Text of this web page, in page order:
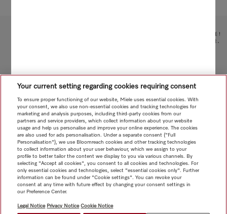
受限於技術變化；不對所提供資訊的準確性承擔任何責任！
請注意，香港地區目前不提供電器聯網工具配件 和 Alexa 功能 。
Your current setting regarding cookies requiring consent
To ensure proper functioning of our website, Miele uses essential cookies. With
your consent, we also use non-essential cookies and tracking technologies for
marketing and analysis purposes, including third-party cookies from our
partners and service providers, which collect information about your website
usage and help us personalise and improve your online experience. The cookies
are also used for ads personalisation. Under a separate consent ("Full
Personalisation"), we use Bloomreach cookies and other tracking technologies
to collect information about your user behaviour, which we assign to your
profile to better tailor the content we display to you via various channels. By
selecting "Accept all cookies", you consent to all cookies and technologies. For
only essential cookies and technologies, select "essential cookies only". Further
information can be found under "Cookie settings". You can revoke your
consent at any time with future effect by changing your consent settings in
our Preference Center.
Legal Notice Privacy Notice Cookie Notice